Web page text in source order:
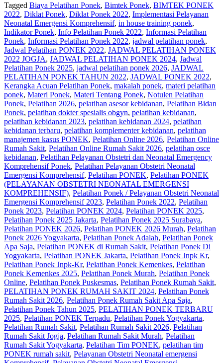
Tagged Biaya Pelatihan Ponek, Bimtek Ponek, BIMTEK PONEK
2022, Diklat Ponek, Diklat Ponek 2022, Implementasi Pelayanan
Neonatal Emergensi Komprehensif, in house training ponek,
Indikator Ponek, Info Pelatihan Ponek 2022, Informasi Pelatihan
Ponek, Informasi Pelatihan Ponek 2022, jadwal pelatihan ponek,
Jadwal Pelatihan PONEK 2022, JADWAL PELATIHAN PONEK
2022 JOGJA, JADWAL PELATIHAN PONEK 2024, Jadwal
Pelatihan Ponek 2025, jadwal pelatihan ponek 2026, JADWAL
PELATIHAN PONEK TAHUN 2022, JADWAL PONEK 2022,
Kerangka Acuan Pelatihan Ponek, makalah ponek, materi pelatihan
ponek, Materi Ponek, Materi Tentang Ponek, Notulen Pelatihan
Ponek, Pelatihan 2026, pelatihan asesor kebidanan, Pelatihan Bidan
Ponek, pelatihan dokter spesialis obgyn, pelatihan kebidanan,
pelatihan kebidanan 2023, pelatihan kebidanan 2024, pelatihan
kebidanan terbaru, pelatihan komplementer kebidanan, pelatihan
manajemen kasus PONEK, Pelatihan Online 2026, Pelatihan Online
Rumah Sakit, Pelatihan Online Rumah Sakit 2026, pelatihan osce
kebidanan, Pelatihan Pelayanan Obstetri dan Neonatal Emergency
Komprehensif Ponek, Pelatihan Pelayanan Obstetri Neonatal
Emergensi Komprehensif, Pelatihan PONEK, Pelatihan PONEK
(PELAYANAN OBSTETRI NEONATAL EMERGENSI
KOMPREHENSIF), Pelatihan Ponek / Pelayanan Obstetri Neonatal
Emergensi Komprehensif 2023, Pelatihan Ponek 2022, Pelatihan
Ponek 2023, Pelatihan PONEK 2024, Pelatihan PONEK 2025,
Pelatihan Ponek 2025 Jakarta, Pelatihan Ponek 2025 Surabaya,
Pelatihan PONEK 2026, Pelatihan PONEK 2026 Murah, Pelatihan
Ponek 2026 Yogyakarta, Pelatihan Ponek Adalah, Pelatihan Ponek
Apa Saja, Pelatihan PONEK di Rumah Sakit, Pelatihan Ponek Di
Yogyakarta, Pelatihan PONEK Jakarta, Pelatihan Ponek Jnpk Kr,
Pelatihan Ponek Jnpk-Kr, Pelatihan Ponek Kemenkes, Pelatihan
Ponek Kemenkes 2025, Pelatihan Ponek Murah, Pelatihan Ponek
Online, Pelatihan Ponek Puskesmas, Pelatihan Ponek Rumah Sakit,
PELATIHAN PONEK RUMAH SAKIT 2024, Pelatihan Ponek
Rumah Sakit 2026, Pelatihan Ponek Rumah Sakit Apa Saja,
Pelatihan Ponek Tahun 2025, PELATIHAN PONEK TERBARU
2025, Pelatihan PONEK Terpadu, Pelatihan Ponek Yogyakarta,
Pelatihan Rumah Sakit‎, Pelatihan Rumah Sakit 2026, Pelatihan
Rumah Sakit Jogja, Pelatihan Rumah Sakit Murah, Pelatihan
Rumah Sakit Yogyakarta, Pelatihan Tim PONEK, pelatihan tim
PONEK rumah sakit, Pelayanan Obstetri Neonatal emergensi